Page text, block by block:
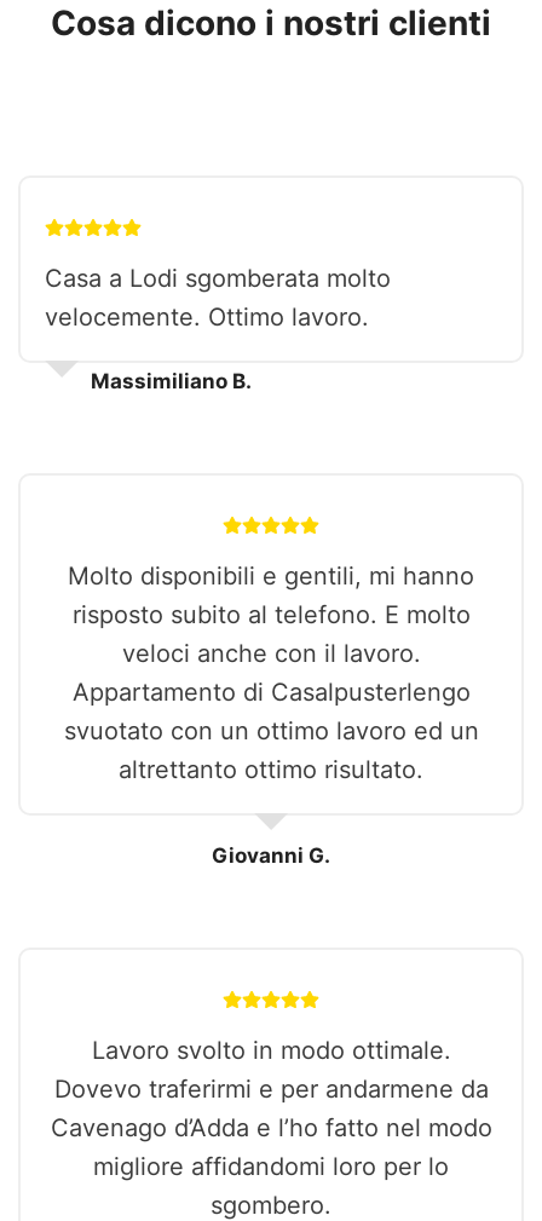
v
Cosa dicono i nostri clienti
Casa a Lodi sgomberata molto
velocemente. Ottimo lavoro.
Massimiliano B.
Molto disponibili e gentili, mi hanno
risposto subito al telefono. E molto
veloci anche con il lavoro.
Appartamento di Casalpusterlengo
svuotato con un ottimo lavoro ed un
altrettanto ottimo risultato.
Giovanni G.
Lavoro svolto in modo ottimale.
Dovevo traferirmi e per andarmene da
Cavenago d’Adda e l’ho fatto nel modo
migliore affidandomi loro per lo
sgombero.